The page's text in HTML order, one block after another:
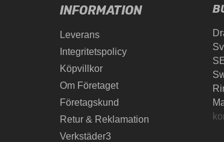
INFORMATION
Leverans
Integritetspolicy
Köpvillkor
Om Företaget
Företagskund
Retur & Reklamation
Verkstäder3